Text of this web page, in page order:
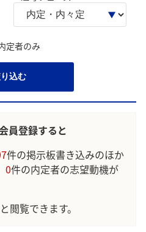
定者のみ
込む
員登録すると
件の掲示板書き込みのほか
0件の内定者の志望動機が
閲覧できます。